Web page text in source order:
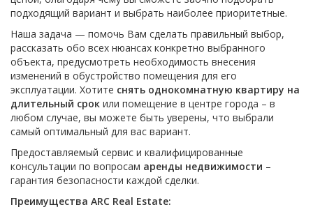
подходящий вариант и выбрать наиболее приоритетные.
Наша задача — помочь Вам сделать правильный выбор,
рассказать обо всех нюансах конкретно выбранного
объекта, предусмотреть необходимость внесения
изменений в обустройство помещения для его
эксплуатации. Хотите снять однокомнатную квартиру на
длительный срок или помещение в центре города – в
любом случае, вы можете быть уверены, что выбрали
самый оптимальный для вас вариант.
Предоставляемый сервис и квалифицированные
консультации по вопросам аренды недвижимости –
гарантия безопасности каждой сделки.
Преимущества ARC Real Estate: